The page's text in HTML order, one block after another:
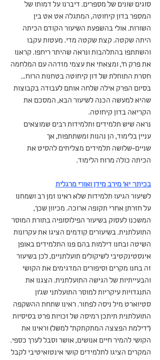
סוגים שונים של מספרים. דיברנו על דמותו של
המספר בדון קיחוטה, המתגלה אט אט בין
השורות. אולי בהשפעת השיעור הקודם הכיתה
היתה שקטה. קצת שקטה מדי. מעטות עקבו
והשתתפו בהתלהבות ונראה שהיתר ריחפו. קראנו
את פרק ח', ומצאתי את עצמי מזדהה עם המלחמה
חסרת התוחלת של דון קיחוטה בטחנות הרוח...
בסיום הפרק אילה שלחה אותם לעבודה בקבוצות
שהיא למעשה הכנה לשיעור הבא, המסכם את
הקריאה בדון קיחוטה.
נראה שיש תלמידים ותלמידות רבים שמוצאים
עניין בלימוד, הן נהנות ומשתתפות, אך
שניים-שלושה תלמידים מצליחים להסיט את
הכיתה כולה מרוח הלימוד.
בכיתה יא' מירב מידן ואורי מרגלית
לשיעור הגיעו תלמידות שלא ראינו זמן רב ושמחנו
על חזרתן אחרי תקופה ארוכה. מכיוון שכך,
המשכנו לעסוק בשיעור הפילוסופיה בתורת המוסר
התועלתנית. בשיעורים קודמים הציגו את עקרונות
השיטה ובחנו דילמות בהם פנו התלמידים באופן
אינסטינקטיבי לשיקולים תועלתניים, לכן בשיעור
זה בחנו מקרים וסיפורים המדגימים את הקושי
והבעייתיות של הגישה התועלתנית. הצגנו את
התנגדויות עיקריות למוסר התועלתני שג'ון
סטיוארט מיל ניסה לפתור. ראינו שתחת ההשקפה
התועלתנית תיתכן רמיסה של זכויות פרט בסיסיות
("דילמת הפצצה המתקתקת" למשל) וראינו את
הקושי להמיר חיים אנושים, אושר וסבל לערך כספי.
המקרים הציגו לתלמידים קושי אינטואיטיבי לקבל